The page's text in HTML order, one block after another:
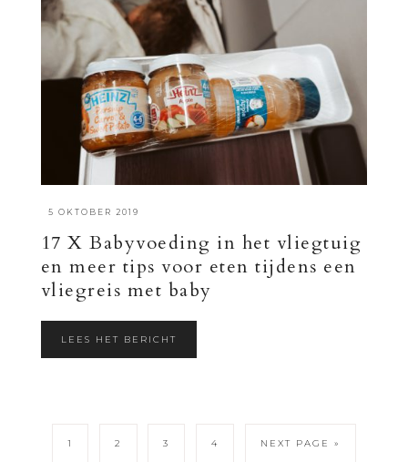
5 OKTOBER 2019
17 X Babyvoeding in het vliegtuig
en meer tips voor eten tijdens een
vliegreis met baby
LEES HET BERICHT
1 2 3 4 NEXT PAGE »